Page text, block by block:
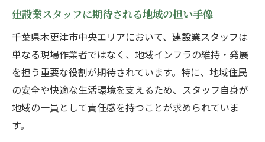
建設業スタッフに期待される地域の担い手像
千葉県木更津市中央エリアにおいて、建設業スタッフは
単なる現場作業者ではなく、地域インフラの維持・発展
を担う重要な役割が期待されています。特に、地域住民
の安全や快適な生活環境を支えるため、スタッフ自身が
地域の一員として責任感を持つことが求められていま
す。